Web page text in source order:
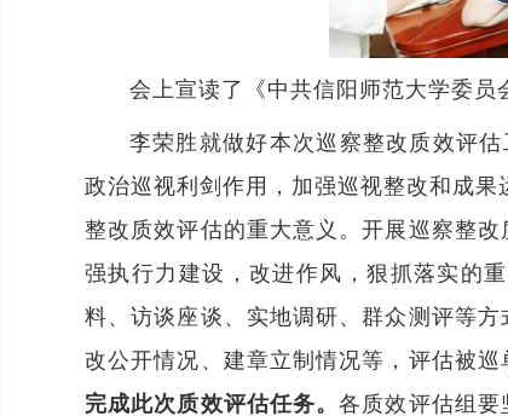
会上宣读了《中共信阳师范大学委员
李荣胜就做好本次巡察整改质效评
政治巡视利剑作用，加强巡视整改和成
整改质效评估的重大意义。开展巡察整
强执行力建设，改进作风，狠抓落实的
料、访谈座谈、实地调研、群众测评等
改公开情况、建章立制情况等，评估被
完成此次质效评估任务。各 质效评估组